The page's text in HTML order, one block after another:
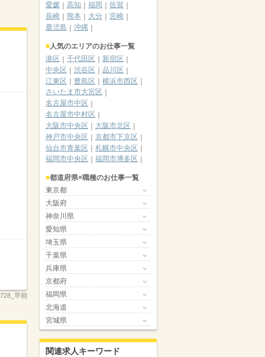
早朝
愛媛
高知 福岡
佐賀
長崎
熊本 大分
宮崎
鹿児島
沖縄
人気のエリアのお仕事一覧
港区
千代田区
新宿区
中央区
渋谷区
品川区
江東区
豊島区
横浜市西区
さいたま市大宮区
名古屋市中区
名古屋市中村区
大阪市中央区
大阪市北区
神戸市中央区
京都市下京区
仙台市青葉区
札幌市中央区
福岡市中央区
福岡市博多区
都道府県×職種のお仕事一覧
東京都
大阪府
神奈川県
愛知県
埼玉県
千葉県
兵庫県
京都府
福岡県
北海道
宮城県
関連求人キーワード